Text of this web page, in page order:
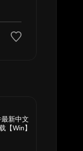
新中文
【Win】